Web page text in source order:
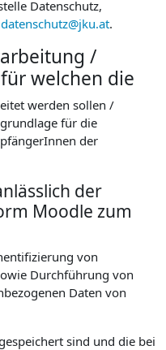
Datenschutz,
datenschutz@jku.at.
/
welchen die
werden sollen /
für die
der
der
Moodle zum
von
Durchführung von
Daten von
sind und die bei